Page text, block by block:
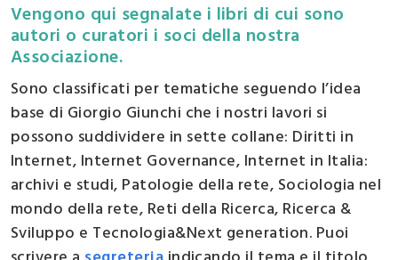
Vengono qui segnalate i libri di cui sono
autori o curatori i soci della nostra
Associazione.
Sono classificati per tematiche seguendo l’idea
base di Giorgio Giunchi che i nostri lavori si
possono suddividere in sette collane: Diritti in
Internet, Internet Governance, Internet in Italia:
archivi e studi, Patologie della rete, Sociologia nel
mondo della rete, Reti della Ricerca, Ricerca &
Sviluppo e Tecnologia&Next generation. Puoi